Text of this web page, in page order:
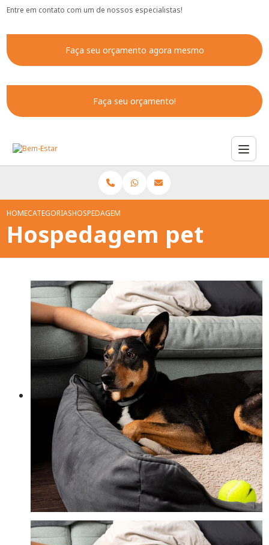
Entre em contato com um de nossos especialistas!
Faça seu orçamento agora mesmo
Faça seu orçamento!
HOMECATEGORIASHOSPEDAGEM PET
Hospedagem pet